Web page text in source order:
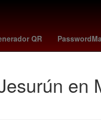
QR
Turín padres - astros
en